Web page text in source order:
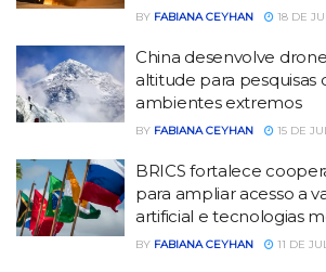
BY FABIANA CEYHAN 18 DE
China desenvolve
altitude para pesquisas
ambientes extremos
BY FABIANA CEYHAN 15 DE
BRICS fortalece
para ampliar acesso a
artificial e tecnologias
BY FABIANA CEYHAN 11 DE